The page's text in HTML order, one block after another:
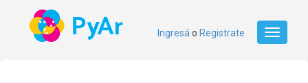
Toggle
Ingresá o Registrate